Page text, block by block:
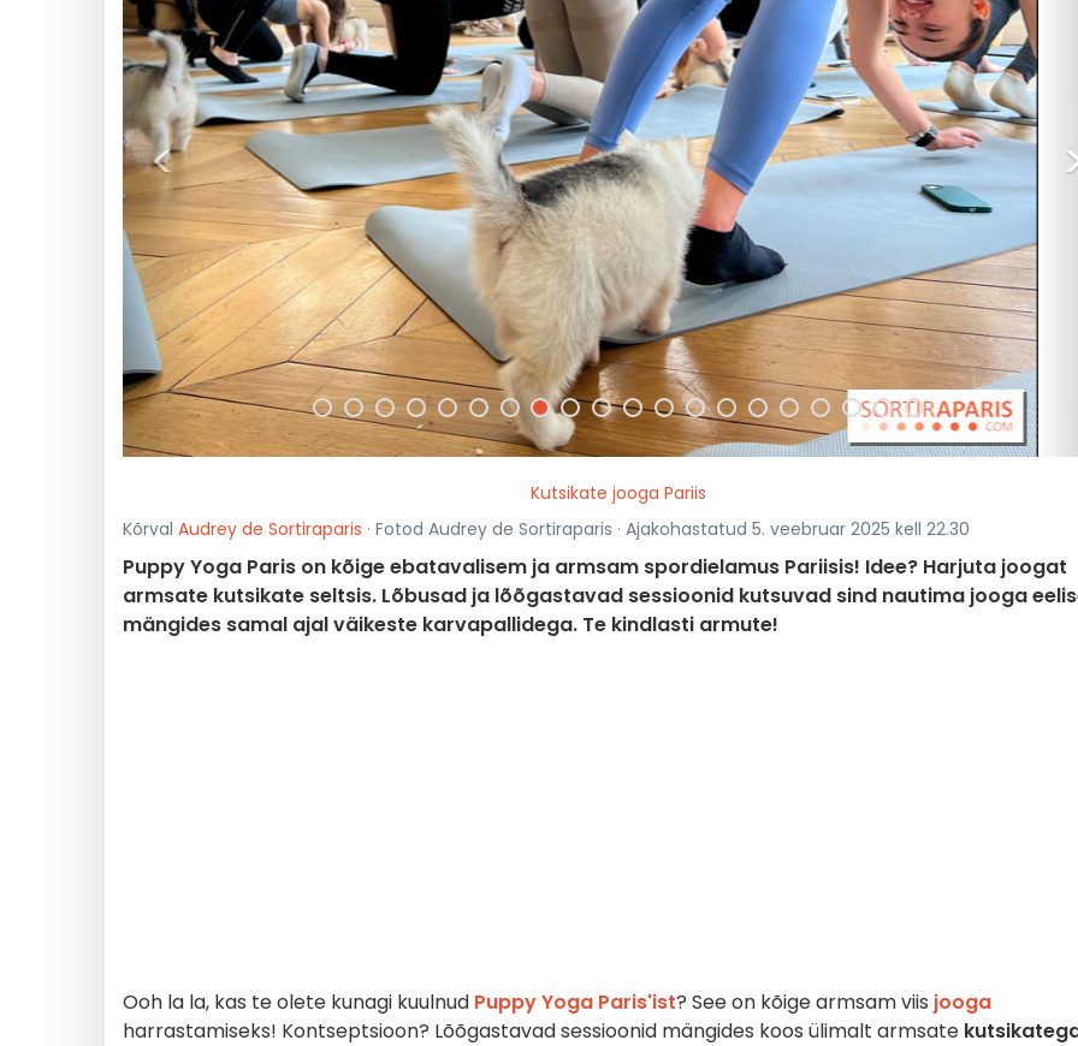
<
Kutsikate jooga Pariis
Kõrval Audrey de Sortiraparis · Fotod Audrey de Sortiraparis · Ajakohastatud 5. veebruar 2025 kell 22.30
Puppy Yoga Paris on kõige ebatavalisem ja armsam spordielamus Pariisis! Idee? Harjuta joogat
armsate kutsikate seltsis. Lõbusad ja lõõgastavad sessioonid kutsuvad sind nautima jooga
mängides samal ajal väikeste karvapallidega. Te kindlasti armute!
Ooh la la, kas te olete kunagi kuulnud Puppy Yoga Paris'ist? See on kõige armsam viis jooga
harrastamiseks! Kontseptsioon? Lõõgastavad sessioonid mängides koos ülimalt armsate